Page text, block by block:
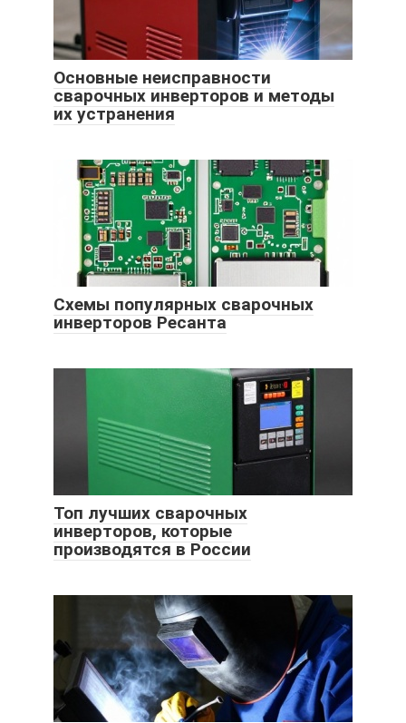
Основные неисправности
сварочных инверторов и методы
их устранения
Схемы популярных сварочных
инверторов Ресанта
Топ лучших сварочных
инверторов, которые
производятся в России